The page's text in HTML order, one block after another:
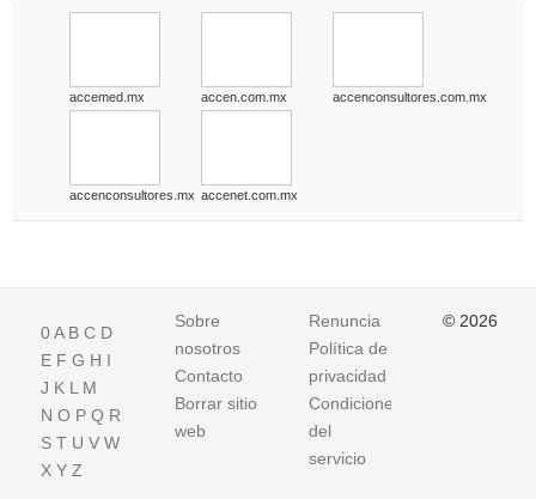
accemed.mx accen.com.mx accenconsultores.com.mx
accenconsultores.mx accenet.com.mx
0A B C D
E F G H I
J K L M
N O P Q R
S T U V W
X Y Z
Sobre
nosotros
Contacto
Borrar sitio
web
Renuncia
Política de
privacidad
Condiciones
del
servicio
© 2026